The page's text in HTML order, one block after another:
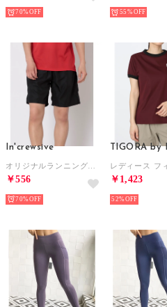
70% 55%
In'crewsive
￥556
70%
￥1,423
52%